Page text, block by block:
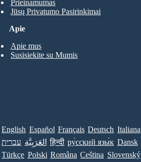
Apie
Apie mus
Susisiekite su Mumis
Prieinamumas
Jūsų Privatumo Pasirinkimai
English Español Français Deutsch Italiana
עברית العَرَبِيَّة हिन्दी ру́сский язы́к Dansk
Türkçe Polski Româna Ceština Slovenský